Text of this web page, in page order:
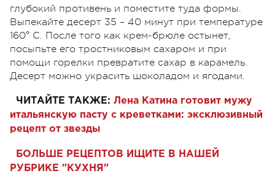
глубокий противень и поместите туда формы.
Выпекайте десерт 35 – 40 минут при температуре
160° С. После того как крем-брюле остынет,
посыпьте его тростниковым сахаром и при
помощи горелки превратите сахар в карамель.
Десерт можно украсить шоколадом и ягодами.
ЧИТАЙТЕ ТАКЖЕ: Лена Катина готовит мужу
итальянскую пасту с креветками: эксклюзивный
рецепт от звезды
БОЛЬШЕ РЕЦЕПТОВ ИЩИТЕ В НАШЕЙ
РУБРИКЕ "КУХНЯ"